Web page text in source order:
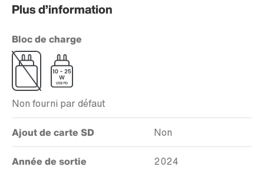
Plus d’information
Bloc de charge
Non fourni par défaut
Ajout de carte SD Non
Année de sortie 2024